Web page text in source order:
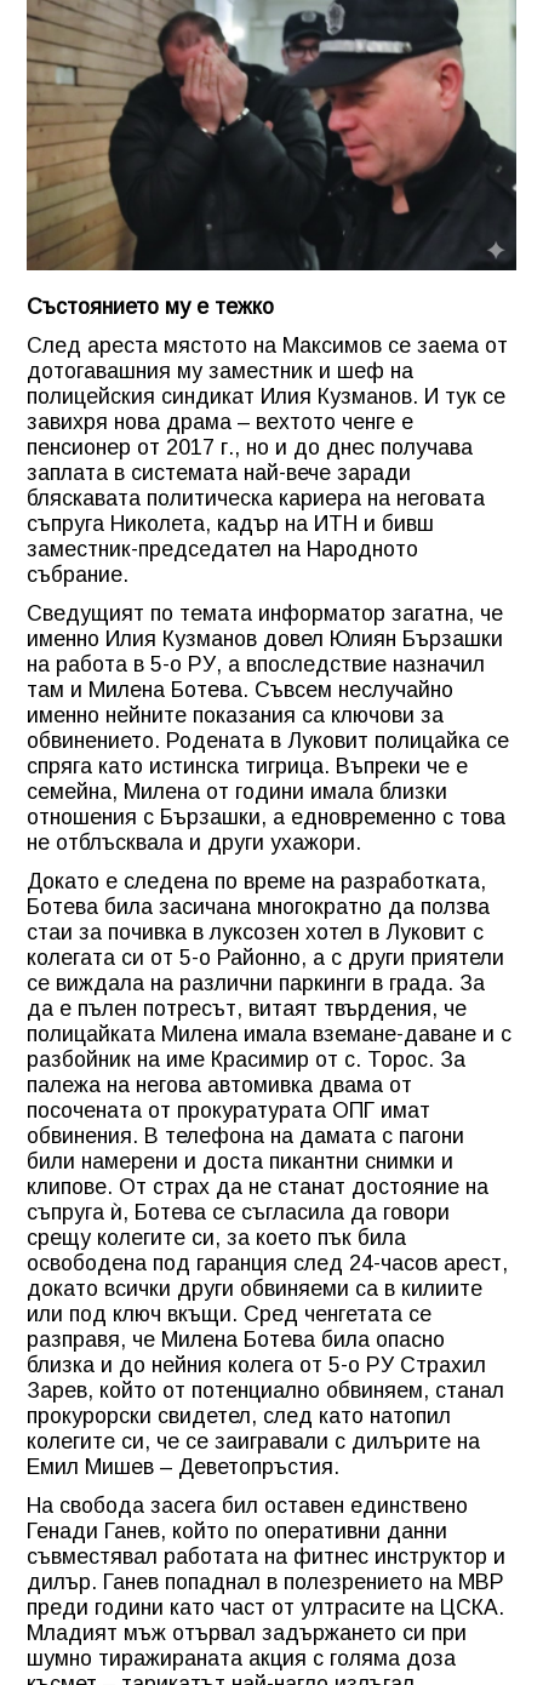
Състоянието му е тежко
След ареста мястото на Максимов се заема от
дотогавашния му заместник и шеф на
полицейския синдикат Илия Кузманов. И тук се
завихря нова драма – вехтото ченге е
пенсионер от 2017 г., но и до днес получава
заплата в системата най-вече заради
бляскавата политическа кариера на неговата
съпруга Николета, кадър на ИТН и бивш
заместник-председател на Народното
събрание.
Сведущият по темата информатор загатна, че
именно Илия Кузманов довел Юлиян Бързашки
на работа в 5-о РУ, а впоследствие назначил
там и Милена Ботева. Съвсем неслучайно
именно нейните показания са ключови за
обвинението. Родената в Луковит полицайка се
спряга като истинска тигрица. Въпреки че е
семейна, Милена от години имала близки
отношения с Бързашки, а едновременно с това
не отблъсквала и други ухажори.
Докато е следена по време на разработката,
Ботева била засичана многократно да ползва
стаи за почивка в луксозен хотел в Луковит с
колегата си от 5-о Районно, а с други приятели
се виждала на различни паркинги в града. За
да е пълен потресът, витаят твърдения, че
полицайката Милена имала вземане-даване и с
разбойник на име Красимир от с. Торос. За
палежа на негова автомивка двама от
посочената от прокуратурата ОПГ имат
обвинения. В телефона на дамата с пагони
били намерени и доста пикантни снимки и
клипове. От страх да не станат достояние на
съпруга ѝ, Ботева се съгласила да говори
срещу колегите си, за което пък била
освободена под гаранция след 24-часов арест,
докато всички други обвиняеми са в килиите
или под ключ вкъщи. Сред ченгетата се
разправя, че Милена Ботева била опасно
близка и до нейния колега от 5-о РУ Страхил
Зарев, който от потенциално обвиняем, станал
прокурорски свидетел, след като натопил
колегите си, че се заигравали с дилърите на
Емил Мишев – Деветопръстия.
На свобода засега бил оставен единствено
Генади Ганев, който по оперативни данни
съвместявал работата на фитнес инструктор и
дилър. Ганев попаднал в полезрението на МВР
преди години като част от ултрасите на ЦСКА.
Младият мъж отървал задържането си при
шумно тиражираната акция с голяма доза